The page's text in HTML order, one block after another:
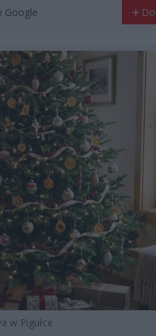
Google
w Pigułce